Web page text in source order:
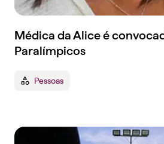
Médica da Alice é
Paralímpicos
Pessoas